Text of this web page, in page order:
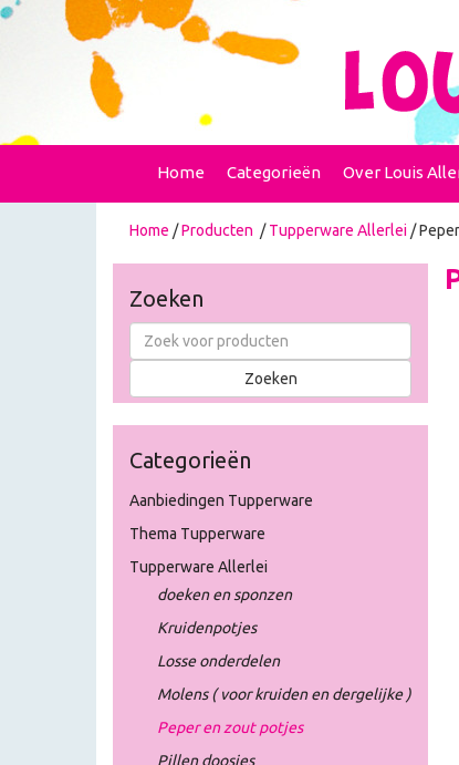
Home Categorieën Over Louis
Home /Producten /Tupperware Allerlei /
Zoeken
Categorieën
Aanbiedingen Tupperware
Thema Tupperware
Tupperware Allerlei
doeken en sponzen
Kruidenpotjes
Losse onderdelen
Molens ( voor kruiden en dergelijke )
Peper en zout potjes
Pillen doosjes